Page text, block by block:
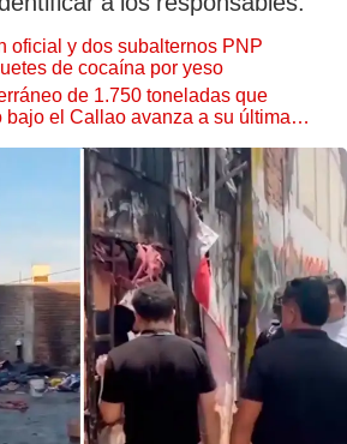
oficial y dos subalternos PNP
de cocaína por yeso
de 1.750 toneladas que
bajo el Callao avanza a su última